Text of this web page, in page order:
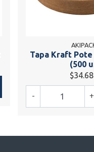
Tapa Kraft Pote
(500
+
-